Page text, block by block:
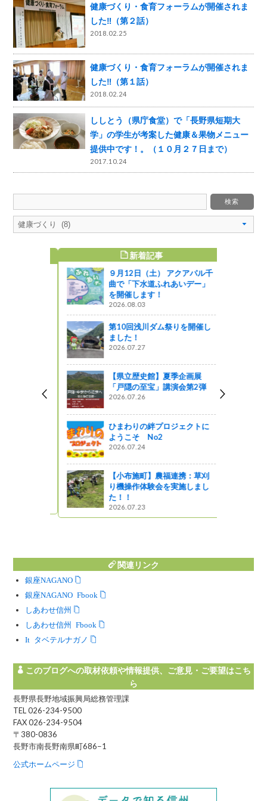
健康づくり・食育フォーラムが開催されま
した‼（第２話）
2018.02.25
健康づくり・食育フォーラムが開催されま
した‼（第１話）
2018.02.24
ししとう（県庁食堂）で「長野県短期大
学」の学生が考案した健康＆果物メニュー
提供中です！。（１０月２７日まで）
2017.10.24
新着記事
９月12日（土） アクアパル千
曲で「下水道ふれあいデー」
を開催します！
2026.08.03
第10回浅川ダム祭りを開催し
ました！
2026.07.27
【県立歴史館】夏季企画展
「戸隠の至宝」講演会第2弾
2026.07.26
ひまわりの絆プロジェクトに
ようこそ No2
2026.07.24
【小布施町】農福連携：草刈
り機操作体験会を実施しまし
た！！
2026.07.23
関連リンク
銀座NAGANO
銀座NAGANO Facebook
しあわせ信州
しあわせ信州 Facebook
Instagram タベテルナガノ
このブログへの取材依頼や情報提供、ご意見・ご要望はこち
ら
長野県長野地域振興局総務管理課
TEL 026-234-9500
FAX 026-234-9504
〒380-0836
長野市南長野南県町686−1
公式ホームページ